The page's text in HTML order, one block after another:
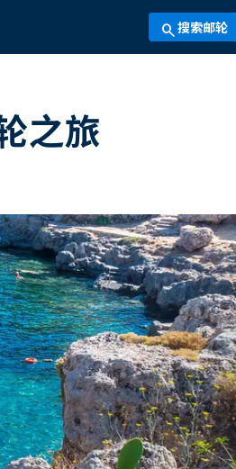
search搜索邮轮
之旅